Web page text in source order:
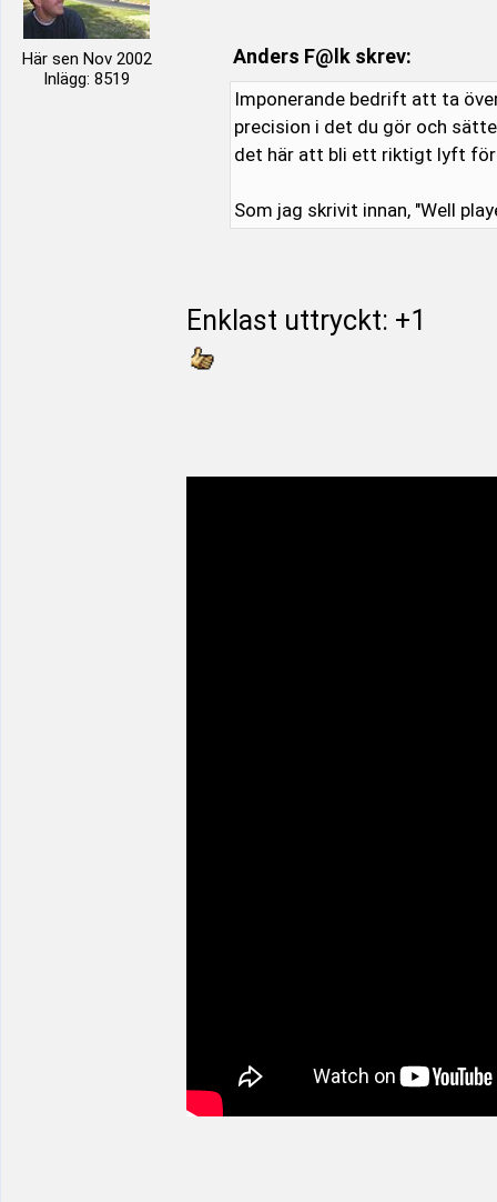
Här sen Nov 2002
Inlägg: 8519
Anders F@lk skrev:
Imponerande bedrift att ta
precision i det du gör och
det här att bli ett riktigt lyft för
Som jag skrivit innan, "Well
Enklast uttryckt: +1